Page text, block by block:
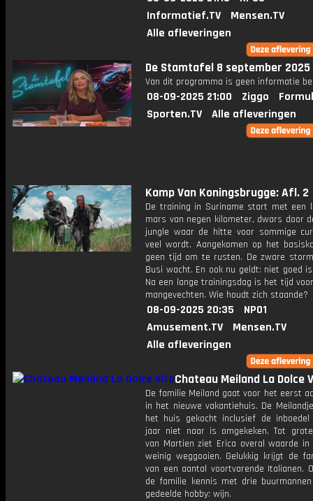
Informatief.TV
Mensen.TV
Alle afleveringen
De Stamtafel 8 september 2025
Van dit programma is geen informatie
08-09-2025 21:00 Ziggo
Sporten.TV
Alle afleveringen
Kamp Van Koningsbrugge: Afl. 2
De training in Suriname start met een
mars van negen kilometer, dwars door
jungle waar de hitte voor sommige
veel wordt. Aangekomen op het
geen tijd om te rusten. De zware
Busi wacht. En ook nu geldt: niet goed
Na een lange trainingsdag is het tijd
mangevechten. Wie houdt zich staande?
08-09-2025 20:35
NPO1
Amusement.TV
Mensen.TV
Alle afleveringen
Chateau Meiland La Dolce
De familie Meiland gaat voor het eerst
in het nieuwe vakantiehuis. De
het huis gekocht inclusief de
jaar niet naar is omgekeken. Tot
van Martien ziet Erica overal waarde
weinig weggooien. Gelukkig krijgt de
van een aantal voortvarende Italianen.
de familie kennis met drie
gedeelde hobby: wijn.